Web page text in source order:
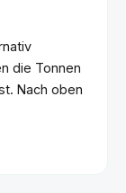
die Tonnen
Nach oben